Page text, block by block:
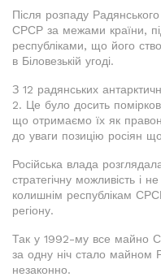
Після розпаду
СРСР за межами країни,
республіками, що його
в Біловезькій угоді.
З 12 радянських
2. Це було досить
що отримаємо їх як
до уваги позицію росіян
Російська влада
стратегічну можливість і
колишнім республікам
регіону.
Так у 1992-му все майно
за одну ніч стало майном
незаконно.